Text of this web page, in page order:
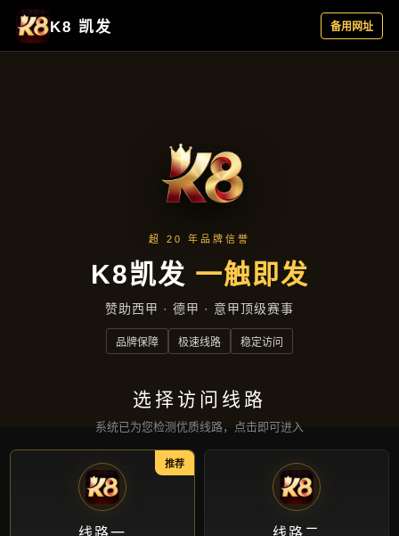
项目案例
首页 项目案例